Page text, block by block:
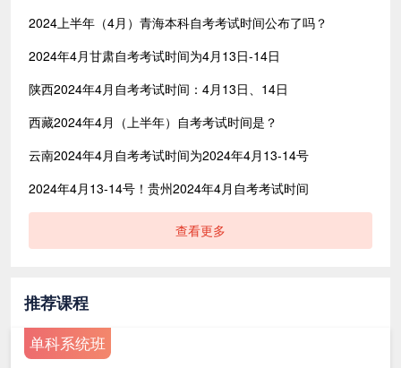
2024上半年（4月）青海本科自考考试时间公布了吗？
2024年4月甘肃自考考试时间为4月13日-14日
陕西2024年4月自考考试时间：4月13日、14日
西藏2024年4月（上半年）自考考试时间是？
云南2024年4月自考考试时间为2024年4月13-14号
2024年4月13-14号！贵州2024年4月自考考试时间
查看更多
推荐课程
单科系统班